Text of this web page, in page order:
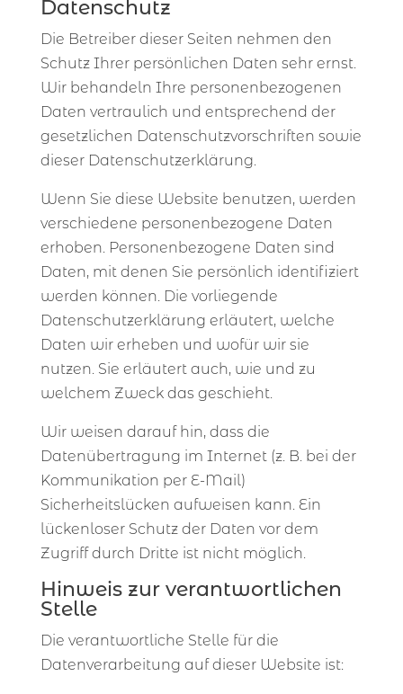
Datenschutz
Die Betreiber dieser Seiten nehmen den
Schutz Ihrer persönlichen Daten sehr ernst.
Wir behandeln Ihre personenbezogenen
Daten vertraulich und entsprechend der
gesetzlichen Datenschutzvorschriften sowie
dieser Datenschutzerklärung.
Wenn Sie diese Website benutzen, werden
verschiedene personenbezogene Daten
erhoben. Personenbezogene Daten sind
Daten, mit denen Sie persönlich identifiziert
werden können. Die vorliegende
Datenschutzerklärung erläutert, welche
Daten wir erheben und wofür wir sie
nutzen. Sie erläutert auch, wie und zu
welchem Zweck das geschieht.
Wir weisen darauf hin, dass die
Datenübertragung im Internet (z. B. bei der
Kommunikation per E-Mail)
Sicherheitslücken aufweisen kann. Ein
lückenloser Schutz der Daten vor dem
Zugriff durch Dritte ist nicht möglich.
Hinweis zur verantwortlichen
Stelle
Die verantwortliche Stelle für die
Datenverarbeitung auf dieser Website ist: